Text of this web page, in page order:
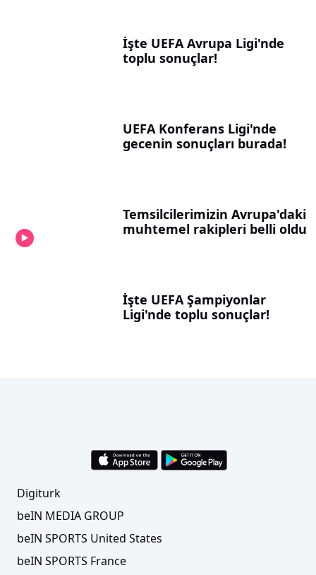
İşte UEFA Avrupa Ligi'nde
toplu sonuçlar!
UEFA Konferans Ligi'nde
gecenin sonuçları burada!
Temsilcilerimizin Avrupa'daki
muhtemel rakipleri belli oldu
İşte UEFA Şampiyonlar
Ligi'nde toplu sonuçlar!
Digiturk
beIN MEDIA GROUP
beIN SPORTS United States
beIN SPORTS France